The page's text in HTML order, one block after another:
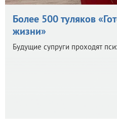
Более 500 туляков
жизни»
Будущие супруги проходят